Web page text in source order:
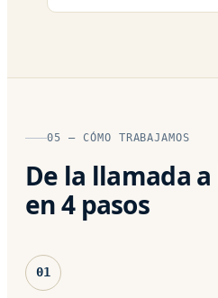
05 — CÓMO TRABAJAMOS
De la llamada
en 4 pasos
01